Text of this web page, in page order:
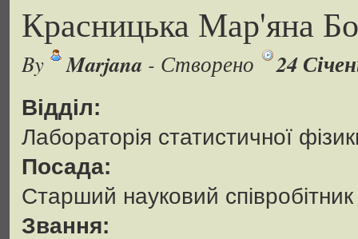
Красницька Мар'яна
By Marjana - Створено 24
Відділ:
Лабораторія статистичної
Посада:
Старший науковий співробітник
Звання: